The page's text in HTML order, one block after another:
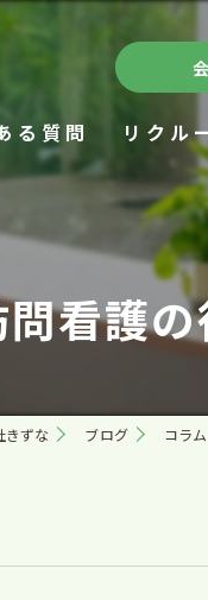
る質問 リクル
看護
きずな ブログ コラム